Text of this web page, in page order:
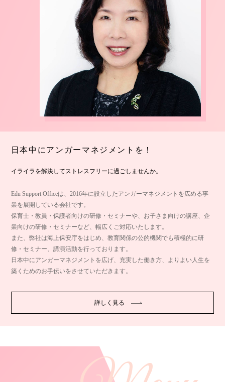
日本中にアンガーマネジメントを！
イライラを解決してストレスフリーに過ごしませんか。
Edu Support Officeは、2016年に設立したアンガーマネジメントを広める事
業を展開している会社です。
保育士・教員・保護者向けの研修・セミナーや、お子さま向けの講座、企
業向けの研修・セミナーなど、幅広くご対応いたします。
また、弊社は海上保安庁をはじめ、教育関係の公的機関でも積極的に研
修・セミナー、講演活動を行っております。
日本中にアンガーマネジメントを広げ、充実した働き方、よりよい人生を
築くためのお手伝いをさせていただきます。
詳しく見る